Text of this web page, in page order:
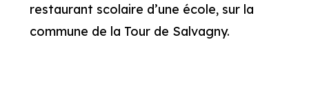
restaurant scolaire d’une école, sur la
commune de la Tour de Salvagny.